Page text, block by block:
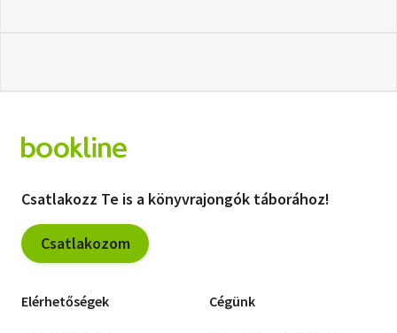
Csatlakozz Te is a könyvrajongók táborához!
Csatlakozom
Elérhetőségek Cégünk